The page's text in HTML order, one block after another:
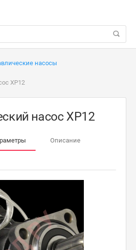
насосы
ХР12
насос ХР12
Описание